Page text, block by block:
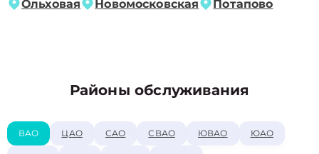
Ольховая
Новомосковская Потапово
Районы обслуживания
ВАО ЦАО САО СВАО ЮВАО ЮАО